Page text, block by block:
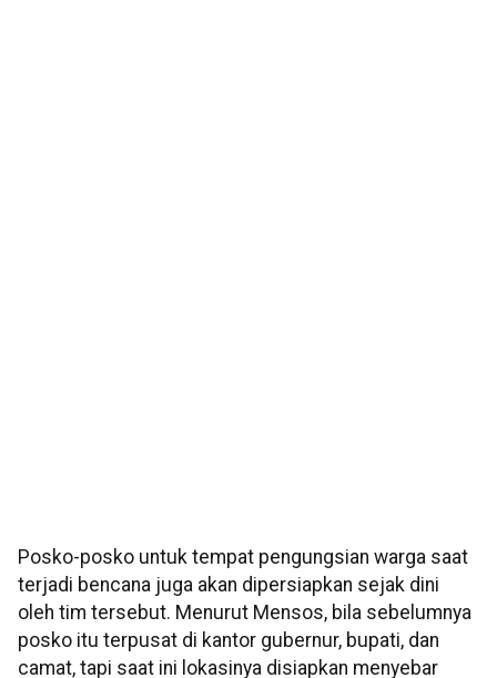
Posko-posko untuk tempat pengungsian warga saat
terjadi bencana juga akan dipersiapkan sejak dini
oleh tim tersebut. Menurut Mensos, bila sebelumnya
posko itu terpusat di kantor gubernur, bupati, dan
camat, tapi saat ini lokasinya disiapkan menyebar